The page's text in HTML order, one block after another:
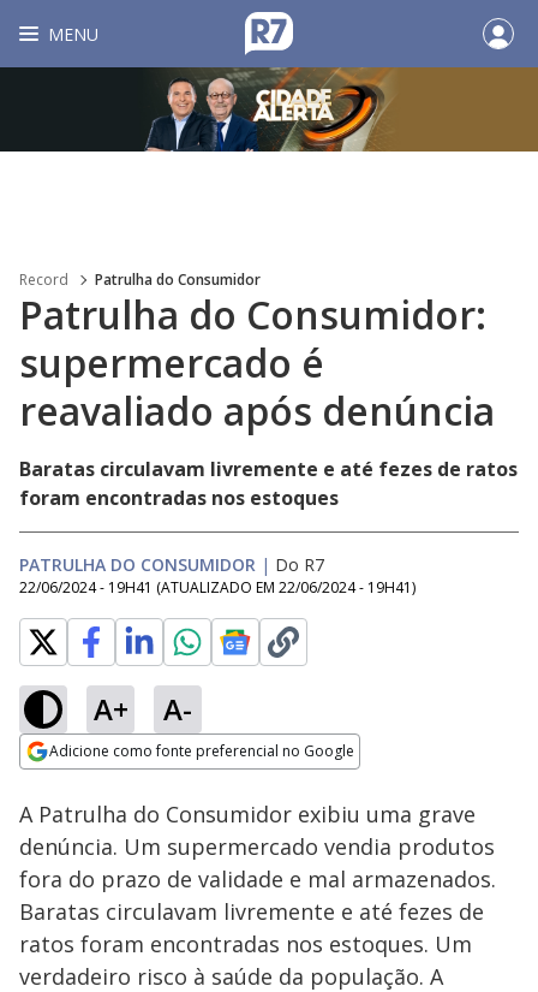
MENU
Record Patrulha do Consumidor
Patrulha do Consumidor:
supermercado é
reavaliado após denúncia
Baratas circulavam livremente e até fezes de ratos
foram encontradas nos estoques
PATRULHA DO CONSUMIDOR | Do R7
22/06/2024 - 19H41 (ATUALIZADO EM 22/06/2024 - 19H41)
A+ A-
Adicione como fonte preferencial no Google
Ativar
Loaded:
8.66%
A Patrulha do Consumidor exibiu uma grave
denúncia. Um supermercado vendia produtos
fora do prazo de validade e mal armazenados.
Baratas circulavam livremente e até fezes de
ratos foram encontradas nos estoques. Um
verdadeiro risco à saúde da população. A